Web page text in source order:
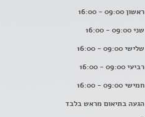
ראשון 09:00 - 16:00
שני 09:00 - 16:00
שלישי 09:00 - 16:00
רביעי 09:00 - 16:00
חמישי 09:00 - 16:00
הגעה בתיאום מראש בלבד